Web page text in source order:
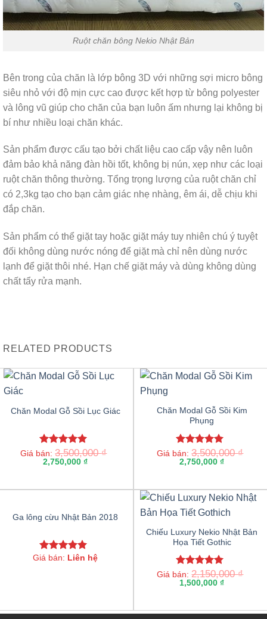
Ruột chăn bông Nekio Nhật Bản
Bên trong của chăn là lớp bông 3D với những sợi micro bông
siêu nhỏ với độ mịn cực cao được kết hợp từ bông polyester
và lông vũ giúp cho chăn của bạn luôn ấm nhưng lại không bị
bí như nhiều loại chăn khác.
Sản phẩm được cấu tạo bởi chất liệu cao cấp vậy nên luôn
đảm bảo khả năng đàn hồi tốt, không bị nún, xẹp như các loại
ruột chăn thông thường. Tổng trọng lượng của ruột chăn chỉ
có 2,3kg tạo cho bạn cảm giác nhẹ nhàng, êm ái, dễ chịu khi
đắp chăn.
Sản phẩm có thể giặt tay hoặc giặt máy tuy nhiên chú ý tuyệt
đối không dùng nước nóng để giặt mà chỉ nên dùng nước
lạnh để giặt thôi nhé. Hạn chế giặt máy và dùng không dùng
chất tẩy rửa mạnh.
RELATED PRODUCTS
Chăn Modal Gỗ Sồi Lục Giác
Rated5.00
out of 5
Giá bán:3,500,000₫
2,750,000 ₫
Chăn Modal Gỗ Sồi Kim
Phụng
Rated5.00
out of 5
Giá bán:3,500,000₫
2,750,000 ₫
Ga lông cừu Nhật Bản 2018
Rated 5.00
Giá bán: Liên hệ
Chiếu Luxury Nekio Nhật Bản
Họa Tiết Gothic
Rated5.00
out of 5
Giá bán:2,150,000₫
1,500,000 ₫